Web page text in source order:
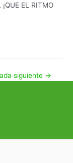
EL RITMO
siguiente →